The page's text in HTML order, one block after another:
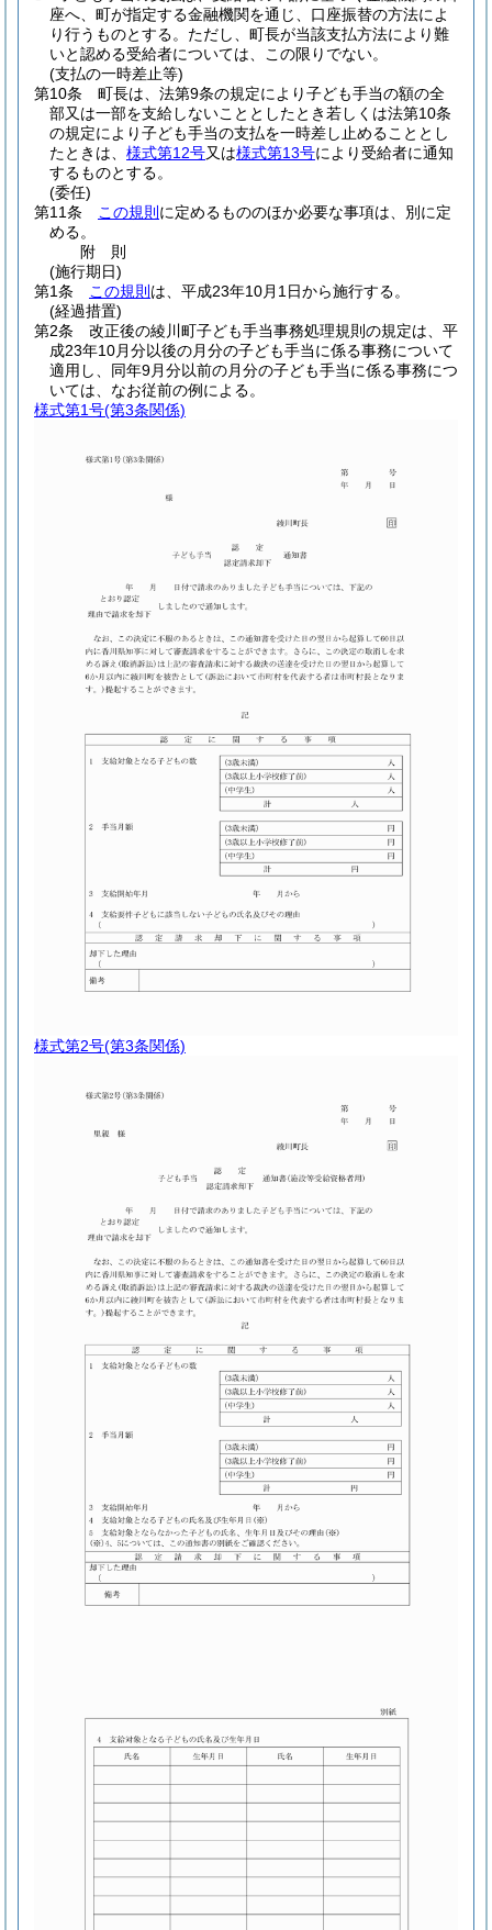
座へ、町が指定する金融機関を通じ、口座振替の方法によ
り行うものとする。 ただし、町長が当該支払方法により難
いと認める受給者については、この限りでない。
(支払の一時差止等)
第10条
町長は、法第9条の規定により子ども手当の額の全
部又は一部を支給しないこととしたとき若しくは法第10条
の規定により子ども手当の支払を一時差し止めることとし
たときは、 様式第12号又は様式第13号により受給者に通知
するものとする。
(委任)
第11条
この規則 に定めるもののほか必要な事項は、別に定
める。
附 則
(施行期日)
第1条
この規則 は、平成23年10月1日から施行する。
(経過措置)
第2条
改正後の綾川町子ども手当事務処理規則の規定は、平
成23年10月分以後の月分の子ども手当に係る事務について
適用し、同年9月分以前の月分の子ども手当に係る事務につ
いては、なお従前の例による。
様式第1号(第3条関係)
様式第2号(第3条関係)